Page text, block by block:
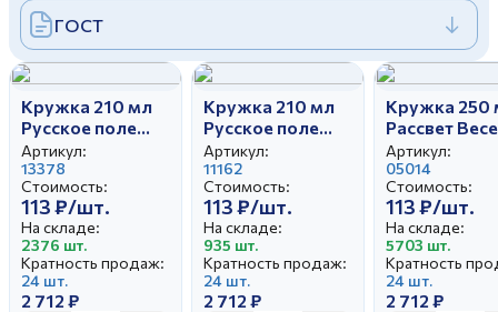
ГОСТ
Кружка 210 мл
Русское поле
Ежик
Артикул:
13378
Стоимость:
113 ₽/шт.
На складе:
2376 шт.
Кратность продаж:
24 шт.
2 712 ₽
Кружка 210 мл
Русское поле
Клубничное
настроение
Артикул:
11162
Стоимость:
113 ₽/шт.
На складе:
935 шт.
Кратность продаж:
24 шт.
2 712 ₽
Кружка 250
Рассвет
Колобок
Артикул:
05014
Стоимость:
113 ₽/шт.
На складе:
5703 шт.
Кратность
24 шт.
2 712 ₽